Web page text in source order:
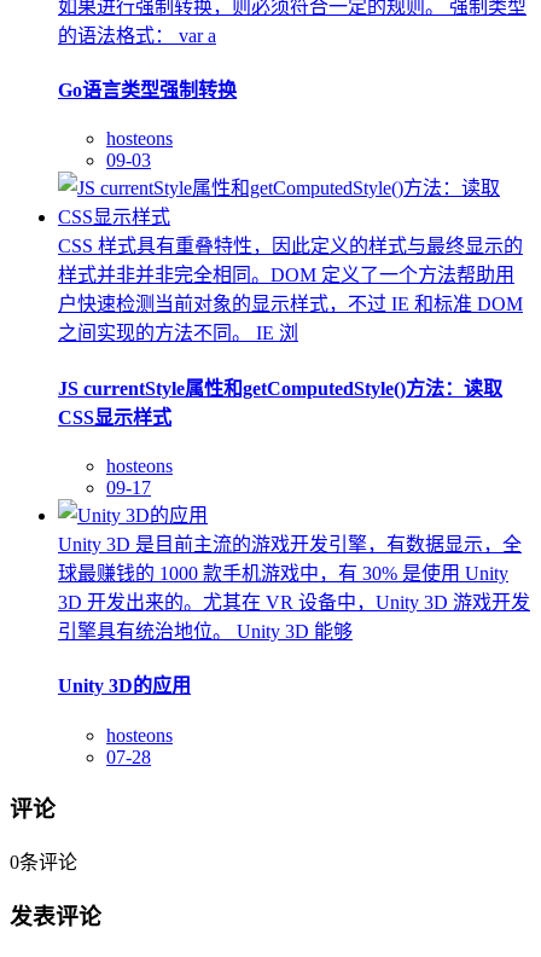
如果进行强制转换，则必须符合一定的规则。 强制类型
的语法格式： var a
Go语言类型强制转换
hosteons
09-03
CSS 样式具有重叠特性，因此定义的样式与最终显示的
样式并非并非完全相同。DOM 定义了一个方法帮助用
户快速检测当前对象的显示样式，不过 IE 和标准 DOM
之间实现的方法不同。 IE 浏
JS currentStyle属性和getComputedStyle()方法：读取
CSS显示样式
hosteons
09-17
Unity 3D 是目前主流的游戏开发引擎，有数据显示，全
球最赚钱的 1000 款手机游戏中，有 30% 是使用 Unity
3D 开发出来的。尤其在 VR 设备中，Unity 3D 游戏开发
引擎具有统治地位。 Unity 3D 能够
Unity 3D的应用
hosteons
07-28
评论
0条评论
发表评论